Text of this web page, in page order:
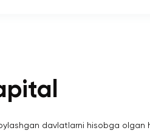
davlatlarni hisobga